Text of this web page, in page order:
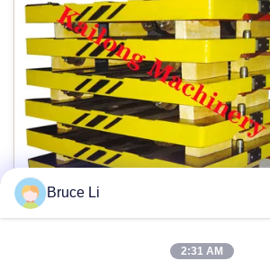
অঙ্কন হিসাবে
আবেদন:
স্বয়ংক্রিয় ছাঁচনির্মাণ লাইন এবং আধা স্বয়ংক্রিয় লাইন
প্রক্রিয়া:
রজন বালু
যন্ত্র:
Bruce Li
2:31 AM